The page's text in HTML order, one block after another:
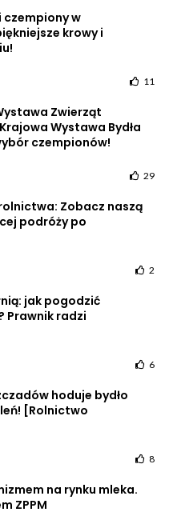
czempiony w
krowy i
11
Zwierząt
Wystawa Bydła
czempionów!
29
Zobacz naszą
podróży po
2
jak pogodzić
Prawnik radzi
6
hoduje bydło
[Rolnictwo
8
na rynku mleka.
ZPPM